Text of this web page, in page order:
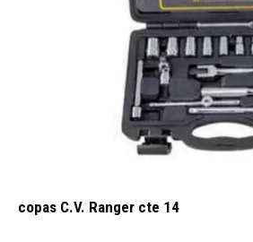
copas C.V. Ranger cte 14